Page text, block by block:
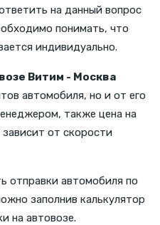
на данный вопрос
понимать, что
индивидуально.
Витим - Москва
автомобиля, но и от его
также цена на
от скорости
отправки автомобиля по
заполнив калькулятор
на автовозе.